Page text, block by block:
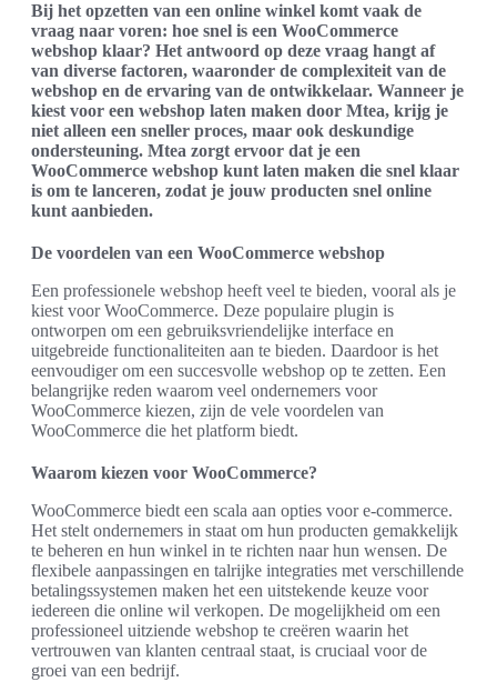
Bij het opzetten van een online winkel komt vaak de
vraag naar voren: hoe snel is een WooCommerce
webshop klaar? Het antwoord op deze vraag hangt af
van diverse factoren, waaronder de complexiteit van de
webshop en de ervaring van de ontwikkelaar. Wanneer je
kiest voor een webshop laten maken door Mtea, krijg je
niet alleen een sneller proces, maar ook deskundige
ondersteuning. Mtea zorgt ervoor dat je een
WooCommerce webshop kunt laten maken die snel klaar
is om te lanceren, zodat je jouw producten snel online
kunt aanbieden.
De voordelen van een WooCommerce webshop
Een professionele webshop heeft veel te bieden, vooral als je
kiest voor WooCommerce. Deze populaire plugin is
ontworpen om een gebruiksvriendelijke interface en
uitgebreide functionaliteiten aan te bieden. Daardoor is het
eenvoudiger om een succesvolle webshop op te zetten. Een
belangrijke reden waarom veel ondernemers voor
WooCommerce kiezen, zijn de vele voordelen van
WooCommerce die het platform biedt.
Waarom kiezen voor WooCommerce?
WooCommerce biedt een scala aan opties voor e-commerce.
Het stelt ondernemers in staat om hun producten gemakkelijk
te beheren en hun winkel in te richten naar hun wensen. De
flexibele aanpassingen en talrijke integraties met verschillende
betalingssystemen maken het een uitstekende keuze voor
iedereen die online wil verkopen. De mogelijkheid om een
professioneel uitziende webshop te creëren waarin het
vertrouwen van klanten centraal staat, is cruciaal voor de
groei van een bedrijf.